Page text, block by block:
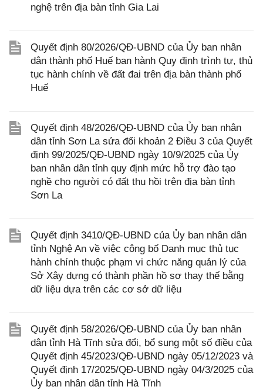
nghệ trên địa bàn tỉnh Gia Lai
Quyết định 80/2026/QĐ-UBND của Ủy ban nhân
dân thành phố Huế ban hành Quy định trình tự, thủ
tục hành chính về đất đai trên địa bàn thành phố
Huế
Quyết định 48/2026/QĐ-UBND của Ủy ban nhân
dân tỉnh Sơn La sửa đổi khoản 2 Điều 3 của Quyết
định 99/2025/QĐ-UBND ngày 10/9/2025 của Ủy
ban nhân dân tỉnh quy định mức hỗ trợ đào tạo
nghề cho người có đất thu hồi trên địa bàn tỉnh
Sơn La
Quyết định 3410/QĐ-UBND của Ủy ban nhân dân
tỉnh Nghệ An về việc công bố Danh mục thủ tục
hành chính thuộc phạm vi chức năng quản lý của
Sở Xây dựng có thành phần hồ sơ thay thế bằng
dữ liệu dựa trên các cơ sở dữ liệu
Quyết định 58/2026/QĐ-UBND của Ủy ban nhân
dân tỉnh Hà Tĩnh sửa đổi, bổ sung một số điều của
Quyết định 45/2023/QĐ-UBND ngày 05/12/2023 và
Quyết định 17/2025/QĐ-UBND ngày 04/3/2025 của
Ủy ban nhân dân tỉnh Hà Tĩnh